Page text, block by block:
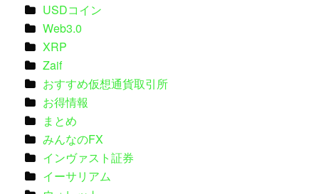
USDコイン
Web3.0
XRP
Zaif
おすすめ仮想通貨取引所
お得情報
まとめ
みんなのFX
インヴァスト証券
イーサリアム